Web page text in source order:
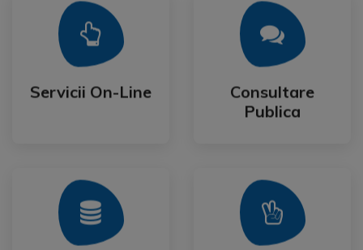
Servicii On-Line
Servicii On-Line
Mai Mult
Consultare
Publica
Consultare
Publica
Mai Mult
Mai Mult Mai Mult